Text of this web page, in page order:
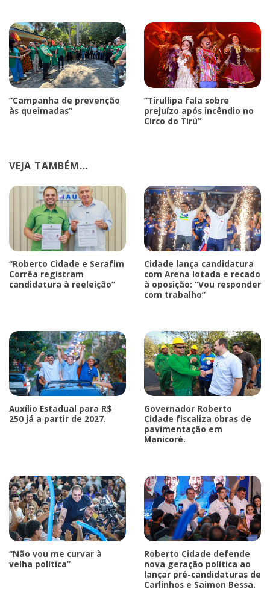
“Campanha de prevenção
às queimadas”
“Tirullipa fala sobre
prejuízo após incêndio no
Circo do Tirú”
VEJA TAMBÉM...
“Roberto Cidade e Serafim
Corrêa registram
candidatura à reeleição”
Cidade lança candidatura
com Arena lotada e recado
à oposição: “Vou responder
com trabalho”
Auxílio Estadual para R$
250 já a partir de 2027.
Governador Roberto
Cidade fiscaliza obras de
pavimentação em
Manicoré.
“Não vou me curvar à
velha política”
Roberto Cidade defende
nova geração política ao
lançar pré-candidaturas de
Carlinhos e Saimon Bessa.